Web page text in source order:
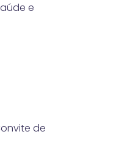
e
de